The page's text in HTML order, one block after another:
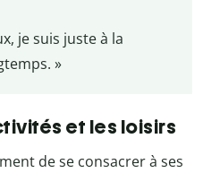
je suis juste à la
»
et les loisirs
de se consacrer à ses